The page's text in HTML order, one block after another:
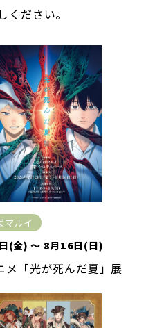
ださい。
マルイ
(金) ～ 8月16日(日)
メ「光が死んだ夏」展